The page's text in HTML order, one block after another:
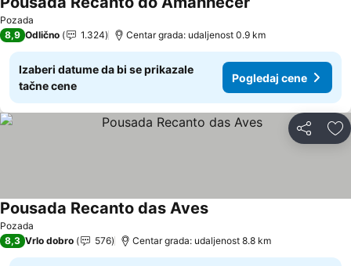
Pozada
8,9 Odlično 1.324 Centar grada: udaljenost 0.9 km
Izaberi datume da bi se prikazale
tačne cene
Pogledaj cene
Deli
Pozada
Pousada Recanto das AvesPogledaj cene
8,3 Vrlo dobro 576 Centar grada: udaljenost 8.8 km